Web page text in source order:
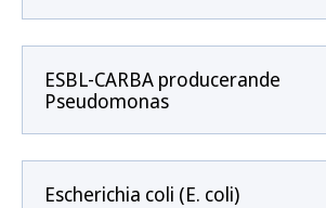
ESBL-CARBA producerande
Pseudomonas
Escherichia coli (E. coli)